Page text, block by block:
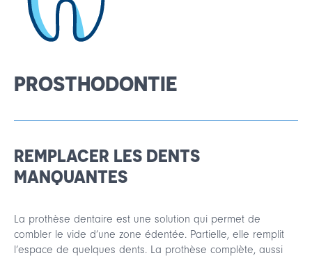
PROSTHODONTIE
REMPLACER LES DENTS
MANQUANTES
La prothèse dentaire est une solution qui permet de
combler le vide d’une zone édentée. Partielle, elle remplit
l’espace de quelques dents. La prothèse complète, aussi